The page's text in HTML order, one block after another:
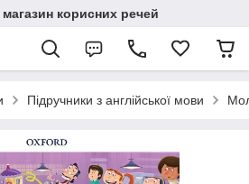
магазин корисних речей
Підручники з англійської мови